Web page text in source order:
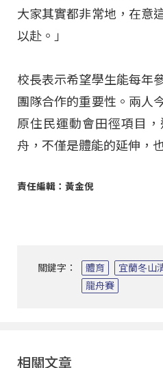
大家其實都非常地，在意
以赴。」
校長表示希望學生能每年
團隊合作的重要性。兩人
原住民運動會田徑項目
舟，不僅是體能的延伸，
責任編輯：黃金倪
關鍵字： 體育 宜蘭冬山
龍舟賽
相關文章